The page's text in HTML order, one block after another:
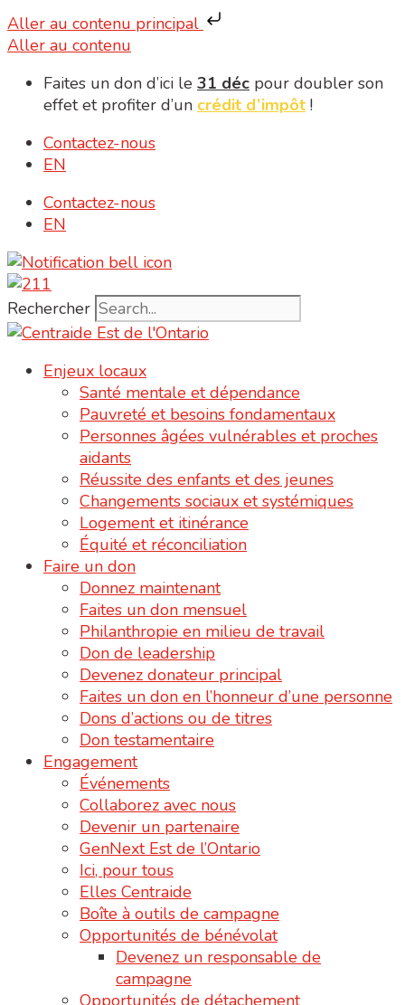
Aller au contenu principal
Aller au contenu
Faites un don d’ici le 31 déc pour doubler son
effet et profiter d’un crédit d’impôt !
Contactez-nous
EN
Contactez-nous
EN
Rechercher
Enjeux locaux
Santé mentale et dépendance
Pauvreté et besoins fondamentaux
Personnes âgées vulnérables et proches
aidants
Réussite des enfants et des jeunes
Changements sociaux et systémiques
Logement et itinérance
Équité et réconciliation
Faire un don
Donnez maintenant
Faites un don mensuel
Philanthropie en milieu de travail
Don de leadership
Devenez donateur principal
Faites un don en l’honneur d’une personne
Dons d’actions ou de titres
Don testamentaire
Engagement
Événements
Collaborez avec nous
Devenir un partenaire
GenNext Est de l’Ontario
Ici, pour tous
Elles Centraide
Boîte à outils de campagne
Opportunités de bénévolat
Devenez un responsable de
campagne
Opportunités de détachement